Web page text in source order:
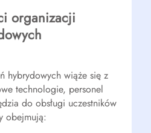
organizacji
hybrydowych wiąże się z
technologie, personel
do obsługi uczestników
obejmują: